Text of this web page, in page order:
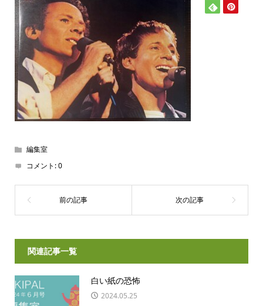
編集室
コメント:0
関連記事一覧
白い紙の恐怖
2024.05.25